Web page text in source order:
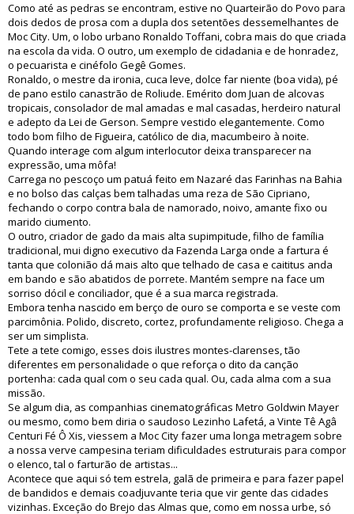
Como até as pedras se encontram, estive no Quarteirão do Povo para
dois dedos de prosa com a dupla dos setentões dessemelhantes de
Moc City. Um, o lobo urbano Ronaldo Toffani, cobra mais do que criada
na escola da vida. O outro, um exemplo de cidadania e de honradez,
o pecuarista e cinéfolo Gegê Gomes.
Ronaldo, o mestre da ironia, cuca leve, dolce far niente (boa vida), pé
de pano estilo canastrão de Roliude. Emérito dom Juan de alcovas
tropicais, consolador de mal amadas e mal casadas, herdeiro natural
e adepto da Lei de Gerson. Sempre vestido elegantemente. Como
todo bom filho de Figueira, católico de dia, macumbeiro à noite.
Quando interage com algum interlocutor deixa transparecer na
expressão, uma môfa!
Carrega no pescoço um patuá feito em Nazaré das Farinhas na Bahia
e no bolso das calças bem talhadas uma reza de São Cipriano,
fechando o corpo contra bala de namorado, noivo, amante fixo ou
marido ciumento.
O outro, criador de gado da mais alta supimpitude, filho de família
tradicional, mui digno executivo da Fazenda Larga onde a fartura é
tanta que colonião dá mais alto que telhado de casa e caititus anda
em bando e são abatidos de porrete. Mantém sempre na face um
sorriso dócil e conciliador, que é a sua marca registrada.
Embora tenha nascido em berço de ouro se comporta e se veste com
parcimônia. Polido, discreto, cortez, profundamente religioso. Chega a
ser um simplista.
Tete a tete comigo, esses dois ilustres montes-clarenses, tão
diferentes em personalidade o que reforça o dito da canção
portenha: cada qual com o seu cada qual. Ou, cada alma com a sua
missão.
Se algum dia, as companhias cinematográficas Metro Goldwin Mayer
ou mesmo, como bem diria o saudoso Lezinho Lafetá, a Vinte Tê Agâ
Centuri Fé Ô Xis, viessem a Moc City fazer uma longa metragem sobre
a nossa verve campesina teriam dificuldades estruturais para compor
o elenco, tal o farturão de artistas...
Acontece que aqui só tem estrela, galã de primeira e para fazer papel
de bandidos e demais coadjuvante teria que vir gente das cidades
vizinhas. Exceção do Brejo das Almas que, como em nossa urbe, só